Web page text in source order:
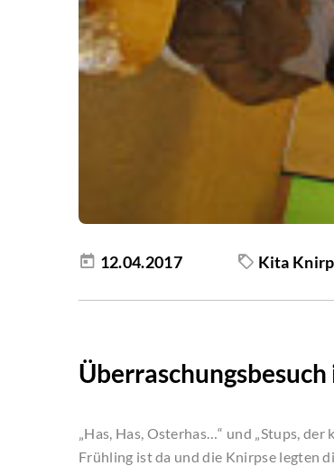
12.04.2017 Kita
„Has, Has, Osterhas…“ und „Stups,
Frühling ist da und die Knirpse legten